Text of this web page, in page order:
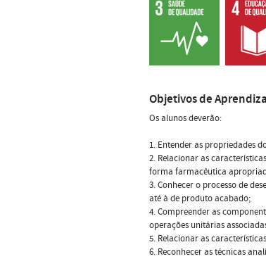
Objetivos de
Os alunos deverão:
1. Entender as propriedades
2. Relacionar as
forma farmacêutica
3. Conhecer o processo de
até à de produto acabado;
4. Compreender as
operações unitárias
5. Relacionar as
6. Reconhecer as técnicas